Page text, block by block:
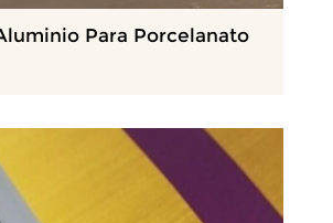
Para Porcelanato